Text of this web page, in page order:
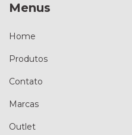
Menus
Home
Produtos
Contato
Marcas
Outlet